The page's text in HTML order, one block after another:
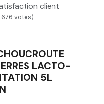
client
votes)
LACTO-
5L